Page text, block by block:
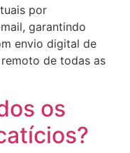
por
garantindo
envio digital de
de todas as
os